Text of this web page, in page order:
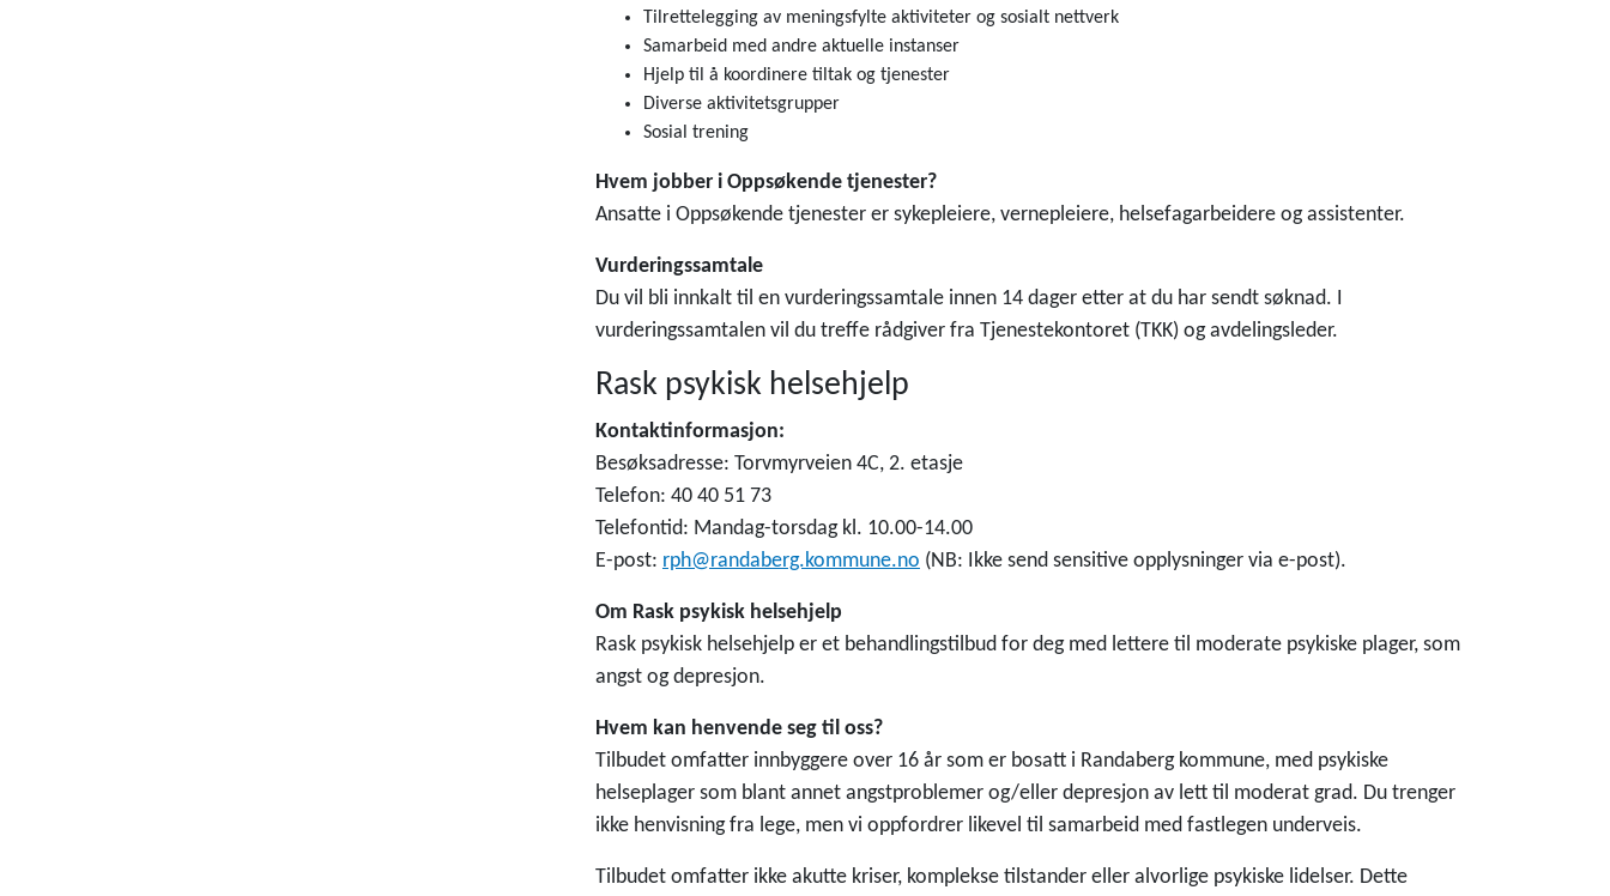
Tilrettelegging av meningsfylte aktiviteter og sosialt nettverk
Samarbeid med andre aktuelle instanser
Hjelp til å koordinere tiltak og tjenester
Diverse aktivitetsgrupper
Sosial trening
Hvem jobber i Oppsøkende tjenester?
Ansatte i Oppsøkende tjenester er sykepleiere, vernepleiere, helsefagarbeidere og assistenter.
Vurderingssamtale
Du vil bli innkalt til en vurderingssamtale innen 14 dager etter at du har sendt søknad. I
vurderingssamtalen vil du treffe rådgiver fra Tjenestekontoret (TKK) og avdelingsleder.
Rask psykisk helsehjelp
Kontaktinformasjon:
Besøksadresse: Torvmyrveien 4C, 2. etasje
Telefon: 40 40 51 73
Telefontid: Mandag-torsdag kl. 10.00-14.00
E-post: rph@randaberg.kommune.no (NB: Ikke send sensitive opplysninger via e-post).
Om Rask psykisk helsehjelp
Rask psykisk helsehjelp er et behandlingstilbud for deg med lettere til moderate psykiske plager, som
angst og depresjon.
Hvem kan henvende seg til oss?
Tilbudet omfatter innbyggere over 16 år som er bosatt i Randaberg kommune, med psykiske
helseplager som blant annet angstproblemer og/eller depresjon av lett til moderat grad. Du trenger
ikke henvisning fra lege, men vi oppfordrer likevel til samarbeid med fastlegen underveis.
Tilbudet omfatter ikke akutte kriser, komplekse tilstander eller alvorlige psykiske lidelser. Dette